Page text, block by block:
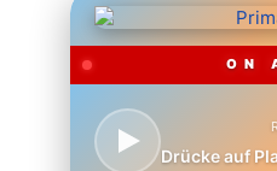
ON
Drücke auf
MUSIKWUNSCH